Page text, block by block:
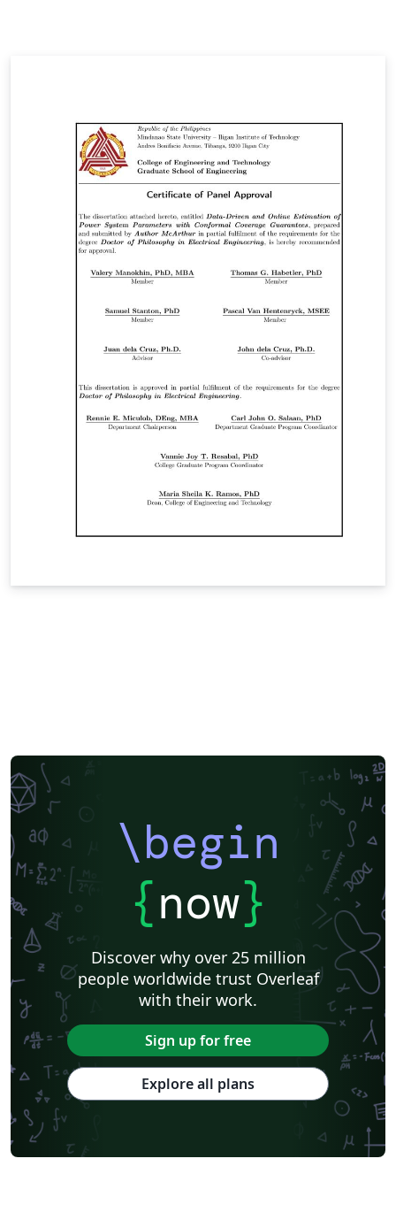
\begin
{now}
Discover why over 25 million
people worldwide trust Overleaf
with their work.
Sign up for free
Explore all plans